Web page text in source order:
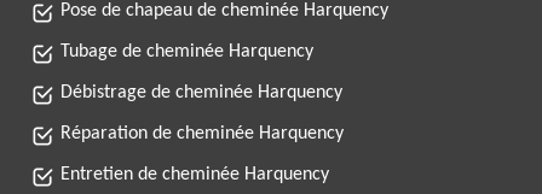
Pose de chapeau de cheminée Harquency
Tubage de cheminée Harquency
Débistrage de cheminée Harquency
Réparation de cheminée Harquency
Entretien de cheminée Harquency